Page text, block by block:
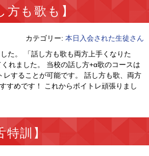
方も歌も】
カテゴリー: 本日入会された生徒さん
た。 「話し方も歌も両方上手くなりた
れました。 当校の話し方+α歌のコースは
レすることが可能です。 話し方も歌、両方
すめです！ これからボイトレ頑張りまし
特訓】